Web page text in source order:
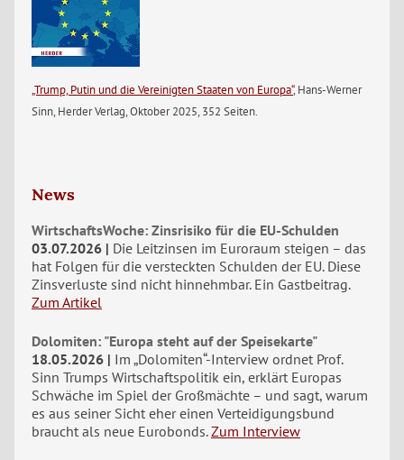
„Trump, Putin und die Vereinigten Staaten von Europa“, Hans-Werner
Sinn, Herder Verlag, Oktober 2025, 352 Seiten.
News
WirtschaftsWoche: Zinsrisiko für die EU-Schulden
03.07.2026
Die Leitzinsen im Euroraum steigen – das
hat Folgen für die versteckten Schulden der EU. Diese
Zinsverluste sind nicht hinnehmbar. Ein Gastbeitrag.
Zum Artikel
Dolomiten: "Europa steht auf der Speisekarte"
18.05.2026
Im „Dolomiten“-Interview ordnet Prof.
Sinn Trumps Wirtschaftspolitik ein, erklärt Europas
Schwäche im Spiel der Großmächte – und sagt, warum
es aus seiner Sicht eher einen Verteidigungsbund
braucht als neue Eurobonds. Zum Interview